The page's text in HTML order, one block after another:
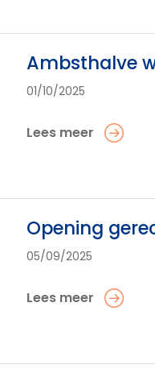
Ambsthalve
01/10/2025
Lees meer
Opening
05/09/2025
Lees meer